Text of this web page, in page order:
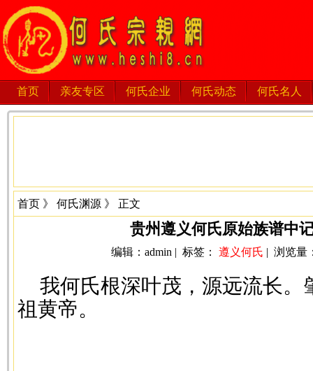
首页 亲友专区 何氏企业 何氏动态 何氏名人
首页 》 何氏渊源 》 正文
贵州遵义何氏原始族谱中
编辑：admin | 标签： 遵义何氏 | 浏览量
我何氏根深叶茂，源远流长。
祖黄帝。